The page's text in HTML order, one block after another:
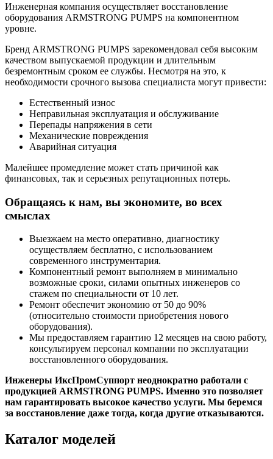
Инженерная компания осуществляет восстановление
оборудования ARMSTRONG PUMPS на компонентном
уровне.
Бренд ARMSTRONG PUMPS зарекомендовал себя высоким
качеством выпускаемой продукции и длительным
безремонтным сроком ее службы. Несмотря на это, к
необходимости срочного вызова специалиста могут привести:
Естественный износ
Неправильная эксплуатация и обслуживание
Перепады напряжения в сети
Механические повреждения
Аварийная ситуация
Малейшее промедление может стать причиной как
финансовых, так и серьезных репутационных потерь.
Обращаясь к нам, вы экономите, во всех
смыслах
Выезжаем на место оперативно, диагностику
осуществляем бесплатно, с использованием
современного инструментария.
Компонентный ремонт выполняем в минимально
возможные сроки, силами опытных инженеров со
стажем по специальности от 10 лет.
Ремонт обеспечит экономию от 50 до 90%
(относительно стоимости приобретения нового
оборудования).
Мы предоставляем гарантию 12 месяцев на свою работу,
консультируем персонал компании по эксплуатации
восстановленного оборудования.
Инженеры ИксПромСуппорт неоднократно работали с
продукцией ARMSTRONG PUMPS. Именно это позволяет
нам гарантировать высокое качество услуги. Мы беремся
за восстановление даже тогда, когда другие отказываются.
Каталог моделей